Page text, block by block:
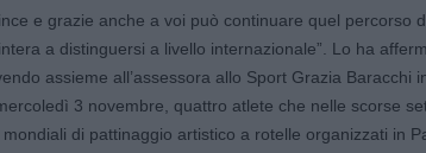
e grazie anche a voi può continuare quel percorso
a distinguersi a livello internazionale”. Lo ha
assieme all’assessora allo Sport Grazia Baracchi
3 novembre, quattro atlete che nelle scorse
di pattinaggio artistico a rotelle organizzati in